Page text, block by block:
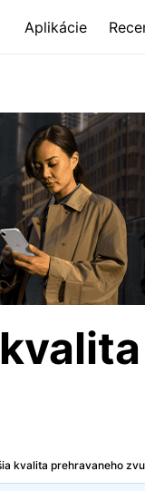
Aplikácie
kvalita prehravaneho